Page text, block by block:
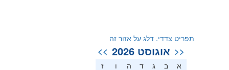
תפריט צדדי. דלג על אזור זה
<< אוגוסט 2026 >>
א ב ג ד ה ו
ז